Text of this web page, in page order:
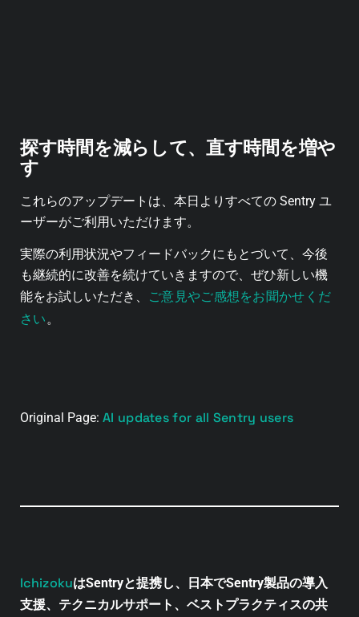
探す時間を減らして、直す時間を増や
す
これらのアップデートは、本日よりすべての Sentry ユ
ーザーがご利用いただけます。
実際の利用状況やフィードバックにもとづいて、今後
も継続的に改善を続けていきますので、ぜひ新しい機
能をお試しいただき、
ご意見やご感想をお聞かせくだ
さい。
Original Page: AI updates for all Sentry users
IchizokuはSentryと提携し、日本でSentry製品の導入
支援、テクニカルサポート、ベストプラクティスの共